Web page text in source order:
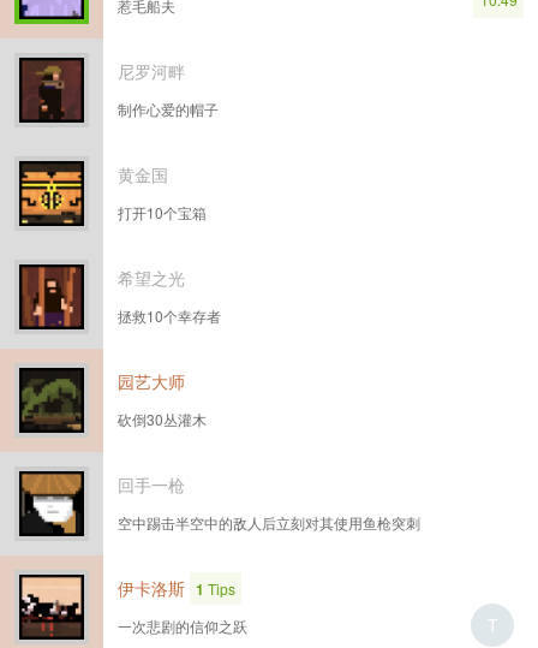
惹毛船夫
尼罗河畔
制作心爱的帽子
黄金国
打开10个宝箱
希望之光
拯救10个幸存者
园艺大师
砍倒30丛灌木
回手一枪
空中踢击半空中的敌人后立刻对其使用鱼枪突刺
伊卡洛斯 1 Tips
一次悲剧的信仰之跃
T